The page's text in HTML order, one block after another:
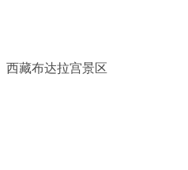
西藏布达拉宫景区